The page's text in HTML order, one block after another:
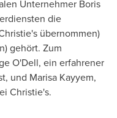
Unternehmer Boris
die
übernommen)
gehört. Zum
O'Dell, ein erfahrener
und Marisa Kayyem,
Christie's.